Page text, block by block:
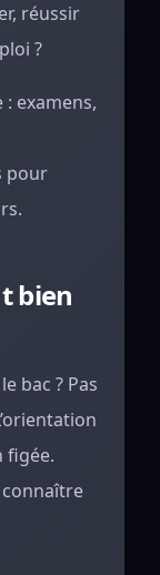
réussir
?
: examens,
pour
bien
bac ? Pas
figée.
connaître